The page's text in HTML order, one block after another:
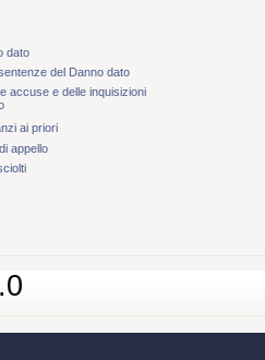
dato
del Danno dato
accuse e delle inquisizioni
ai priori
appello